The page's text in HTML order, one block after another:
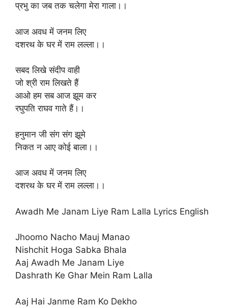
प्रभु का जब तक चलेगा मेरा गाला।।
आज अवध में जनम लिए
दशरथ के घर में राम लल्ला।।
सबद लिखे संदीप वाही
जो श्री राम लिखते हैं
आओ हम सब आज झूम कर
रघुपति राघव गाते हैं।।
हनुमान जी संग संग झूमे
निकत न आए कोई बाला।।
आज अवध में जनम लिए
दशरथ के घर में राम लल्ला।।
Awadh Me Janam Liye Ram Lalla Lyrics English
Jhoomo Nacho Mauj Manao
Nishchit Hoga Sabka Bhala
Aaj Awadh Me Janam Liye
Dashrath Ke Ghar Mein Ram Lalla
Aaj Hai Janme Ram Ko Dekho